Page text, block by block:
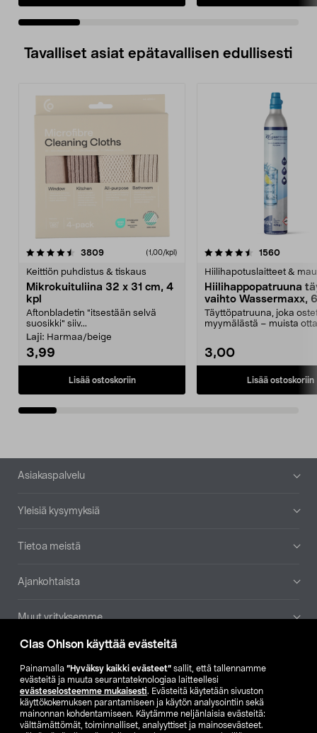
Clas Ohlson käyttää evästeitä
Painamalla ”Hyväksy kaikki evästeet” sallit, että tallennamme
evästeitä ja muuta seurantateknologiaa laitteellesi
evästeselosteemme mukaisesti. Evästeitä käytetään sivuston
käyttökokemuksen parantamiseen ja käytön analysointiin sekä
mainonnan kohdentamiseen. Käytämme neljänlaisia evästeitä:
välttämättömät, toiminnalliset, analyyttiset ja mainosevästeet.
Tavalliset asiat epätavallisen edullisesti
3809arvostelut (1,00/kpl)
Keittiön puhdistus & tiskaus
Mikrokuituliina 32 x 31 cm, 4
kpl
Aftonbladetin "itsestään selvä
suosikki" siiv...
Laji: Harmaa/beige
3,99
Lisää ostoskoriin
4.5viidestä
1560
Hiilihapotuslaitteet &
Hiilihappopatruuna
vaihto Wassermaxx,
Täyttöpatruuna, joka
myymälästä – muista
3,00
Lisää ostoskoriin
4.5viidestä
Alatunniste
Asiakaspalvelu
Yleisiä kysymyksiä
Tietoa meistä
Ajankohtaista
Muut yrityksemme
Etsi myymälä
SE NO FI
FI SV